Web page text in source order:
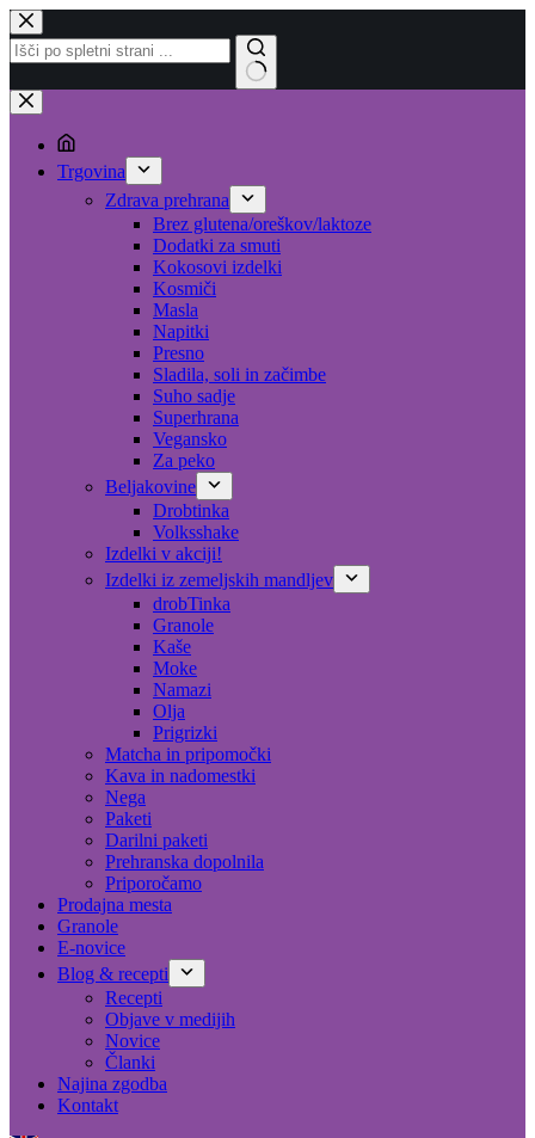
Skip
to
content
No
results
Trgovina
Zdrava prehrana
Brez glutena/oreškov/laktoze
Dodatki za smuti
Kokosovi izdelki
Kosmiči
Masla
Napitki
Presno
Sladila, soli in začimbe
Suho sadje
Superhrana
Vegansko
Za peko
Beljakovine
Drobtinka
Volksshake
Izdelki v akciji!
Izdelki iz zemeljskih mandljev
drobTinka
Granole
Kaše
Moke
Namazi
Olja
Prigrizki
Matcha in pripomočki
Kava in nadomestki
Nega
Paketi
Darilni paketi
Prehranska dopolnila
Priporočamo
Prodajna mesta
Granole
E-novice
Blog & recepti
Recepti
Objave v medijih
Novice
Članki
Najina zgodba
Kontakt